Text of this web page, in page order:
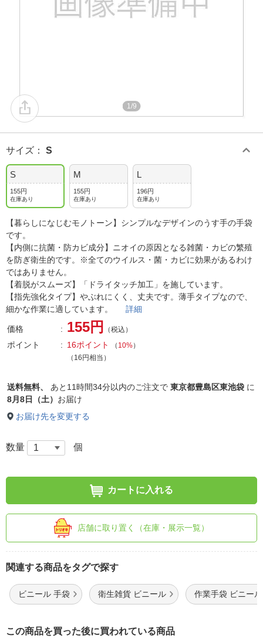
1/9
サイズ ： S
S
155円
在庫あり
M
155円
在庫あり
L
196円
在庫あり
【暮らしになじむモノトーン】シンプルなデザインのうす手の手袋
です。
【内側に抗菌・防カビ成分】ニオイの原因となる雑菌・カビの繁殖
を防ぎ衛生的です。※全てのウイルス・菌・カビに効果があるわけ
ではありません。
【着脱がスムーズ】「ドライタッチ加工」を施しています。
【指先強化タイプ】やぶれにくく、丈夫です。薄手タイプなので、
細かな作業に適しています。 詳細
価格 155円 （税込）
ポイント 16ポイント （ 10%）
（16円相当）
送料無料、 あと 11時間34分以内のご注文で 東京都豊島区東池袋 に
8月8日（土） お届け
お届け先を変更する
数量 個
カートに入れる
店舗に取り置く（在庫・展示一覧）
関連する商品をタグで探す
ビニール 手袋 衛生雑貨 ビニール 作業手袋 ビニール
この商品を買った後に買われている商品